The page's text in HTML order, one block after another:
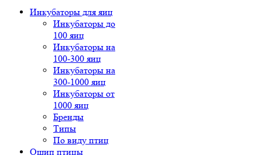
Инкубаторы для яиц
Инкубаторы до
100 яиц
Инкубаторы на
100-300 яиц
Инкубаторы на
300-1000 яиц
Инкубаторы от
1000 яиц
Бренды
Типы
По виду птиц
Ощип птицы